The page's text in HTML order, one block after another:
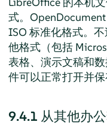
式。
ISO 标准化格式。
他格式（包括
表格、演示文稿和
件可以正常打开并保
9.4.1 从其他办